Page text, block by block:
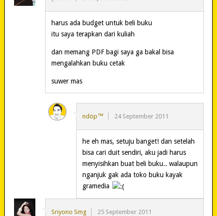
harus ada budget untuk beli buku
itu saya terapkan dari kuliah
dan memang PDF bagi saya ga bakal bisa
mengalahkan buku cetak
suwer mas
ndöp™ 24 September 2011
he eh mas, setuju banget! dan setelah
bisa cari duit sendiri, aku jadi harus
menyisihkan buat beli buku.. walaupun
nganjuk gak ada toko buku kayak
gramedia
Sriyono Smg 25 September 2011